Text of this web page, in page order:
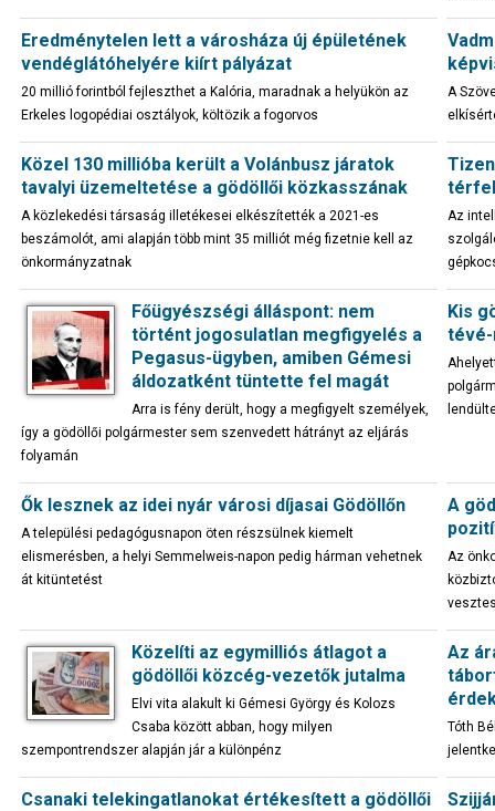
Eredménytelen lett a városháza új épületének
vendéglátóhelyére kiírt pályázat
20 millió forintból fejleszthet a Kalória, maradnak a helyükön az
Erkeles logopédiai osztályok, költözik a fogorvos
A
Közel 130 millióba került a Volánbusz járatok
tavalyi üzemeltetése a gödöllői közkasszának
A közlekedési társaság illetékesei elkészítették a 2021-es
beszámolót, ami alapján több mint 35 milliót még fizetnie kell az
önkormányzatnak
Az
Főügyészségi álláspont: nem
történt jogosulatlan megfigyelés a
Pegasus-ügyben, amiben Gémesi
áldozatként tüntette fel magát
Arra is fény derült, hogy a megfigyelt személyek,
így a gödöllői polgármester sem szenvedett hátrányt az eljárás
folyamán
Kis
tévé-
Ők lesznek az idei nyár városi díjasai Gödöllőn
A települési pedagógusnapon öten részsülnek kiemelt
elismerésben, a helyi Semmelweis-napon pedig hárman vehetnek
át kitüntetést
A
Az
Közelíti az egymilliós átlagot a
gödöllői közcég-vezetők jutalma
Elvi vita alakult ki Gémesi György és Kolozs
Csaba között abban, hogy milyen
szempontrendszer alapján jár a különpénz
Az
Tóth
Csanaki telekingatlanokat értékesített a gödöllői